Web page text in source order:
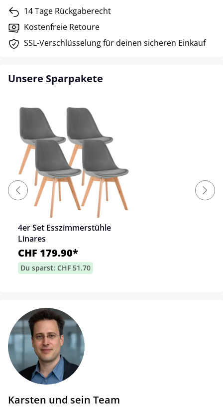
14 Tage Rückgaberecht
Kostenfreie Retoure
SSL-Verschlüsselung für deinen sicheren Einkauf
Unsere Sparpakete
4er Set Esszimmerstühle
Linares
CHF 179.90*
Du sparst: CHF 51.70
Karsten und sein Team